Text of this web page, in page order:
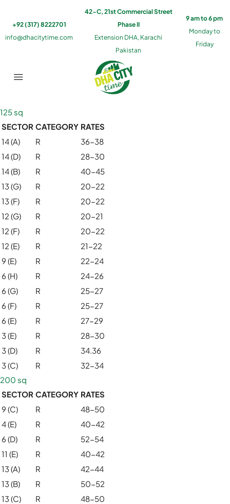
+92 (317) 8222701
info@dhacitytime.com
42-C, 21st Commercial Street
Phase II
Extension DHA, Karachi
Pakistan
9 am to 6 pm
Monday to
Friday
125 sq
SECTOR CATEGORY RATES
14 (A)
R
36-38
14 (D)
R
28-30
14 (B)
R
40-45
13 (G)
R
20-22
13 (F)
R
20-22
12 (G)
R
20-21
12 (F)
R
20-22
12 (E)
R
21-22
9 (E)
R
22-24
6 (H)
R
24-26
6 (G)
R
25-27
6 (F)
R
25-27
6 (E)
R
27-29
3 (E)
R
28-30
3 (D)
R
34.36
3 (C)
R
32-34
200 sq
SECTOR CATEGORY RATES
9 (C)
R
48-50
4 (E)
R
40-42
6 (D)
R
52-54
11 (E)
R
40-42
13 (A)
R
42-44
13 (B)
R
50-52
13 (C)
R
48-50